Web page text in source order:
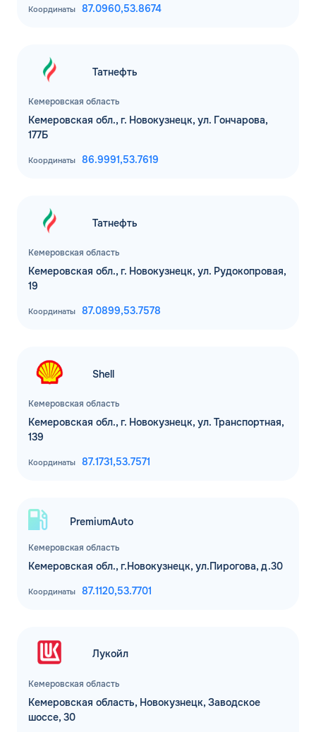
Координаты 87.0960,53.8674
Кемеровская область
Татнефть
Кемеровская обл., г. Новокузнецк, ул. Гончарова,
177Б
Координаты 86.9991,53.7619
Кемеровская область
Татнефть
Кемеровская обл., г. Новокузнецк, ул. Рудокопровая,
19
Координаты 87.0899,53.7578
Кемеровская область
Shell
Кемеровская обл., г. Новокузнецк, ул. Транспортная,
139
Координаты 87.1731,53.7571
Кемеровская область
PremiumAuto
Кемеровская обл., г.Новокузнецк, ул.Пирогова, д.30
Координаты 87.1120,53.7701
Кемеровская область
Лукойл
Кемеровская область, Новокузнецк, Заводское
шоссе, 30